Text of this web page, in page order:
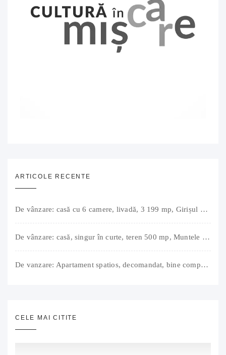
ARTICOLE RECENTE
De vânzare: casă cu 6 camere, livadă, 3 199 mp, Girișul Negru, Bihor, 42 000 Euro. Comision 0.
De vânzare: casă, singur în curte, teren 500 mp, Muntele Găina, Oradea. 157.000 € (negociabil). Comision 0.
De vanzare: Apartament spatios, decomandat, bine compartimentat, 3 camere, 2 bai, bucatarie, suprafață utilă de 64 mp + 3 balcoane (11 mp), strada Barierei, zona Dragos Voda Oradea. 89 500 E (neg). Comision 0
CELE MAI CITITE